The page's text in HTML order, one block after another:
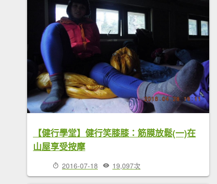
【健行學堂】健行笑膝膝：筋膜放鬆(一)在
山屋享受按摩
2016-07-18 19,097次